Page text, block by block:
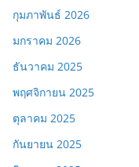
กุมภาพันธ์ 2026
มกราคม 2026
ธันวาคม 2025
พฤศจิกายน 2025
ตุลาคม 2025
กันยายน 2025